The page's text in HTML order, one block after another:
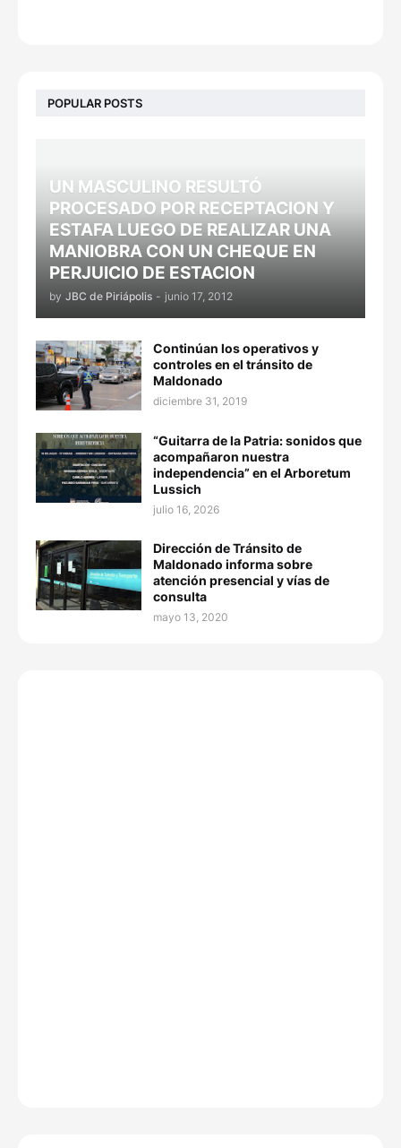
POPULAR POSTS
UN MASCULINO RESULTÓ
PROCESADO POR RECEPTACION Y
ESTAFA LUEGO DE REALIZAR UNA
MANIOBRA CON UN CHEQUE EN
PERJUICIO DE ESTACION
by JBC de Piriápolis - junio 17, 2012
Continúan los operativos y
controles en el tránsito de
Maldonado
diciembre 31, 2019
“Guitarra de la Patria: sonidos que
acompañaron nuestra
independencia” en el Arboretum
Lussich
julio 16, 2026
Dirección de Tránsito de
Maldonado informa sobre
atención presencial y vías de
consulta
mayo 13, 2020